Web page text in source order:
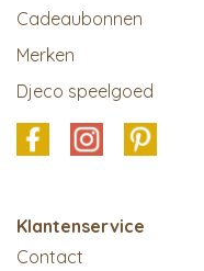
Cadeaubonnen
Merken
Djeco speelgoed
Klantenservice
Contact